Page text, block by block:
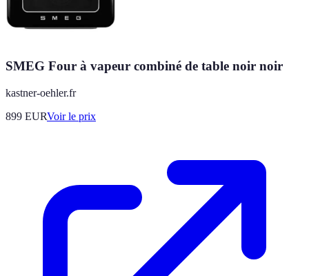
SMEG Four à vapeur combiné de table noir noir
kastner-oehler.fr
899 EURVoir le prix